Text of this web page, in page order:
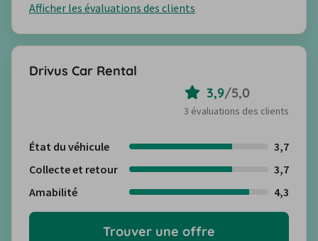
Afficher les évaluations des clients
Drivus Car Rental
3,9/5,0
3 évaluations des clients
État du véhicule
3,7
Collecte et retour
3,7
Amabilité
4,3
Trouver une offre